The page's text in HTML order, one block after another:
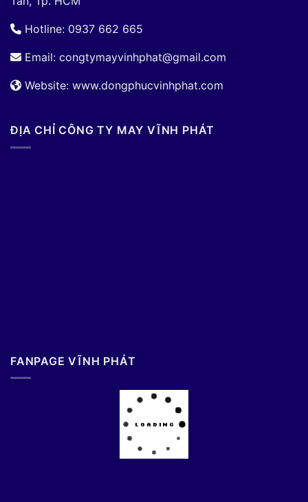
Hotline: 0937 662 665
Email: congtymayvinhphat@gmail.com
Website: www.dongphucvinhphat.com
ĐỊA CHỈ CÔNG TY MAY VĨNH PHÁT
FANPAGE VĨNH PHÁT